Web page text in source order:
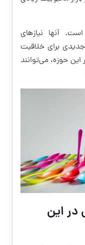
آنها نیازهای
جدیدی برای خلاقیت
این حوزه، می‌توانند
در این